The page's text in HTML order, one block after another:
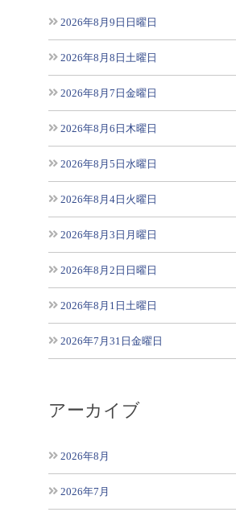
2026年8月9日日曜日
2026年8月8日土曜日
2026年8月7日金曜日
2026年8月6日木曜日
2026年8月5日水曜日
2026年8月4日火曜日
2026年8月3日月曜日
2026年8月2日日曜日
2026年8月1日土曜日
2026年7月31日金曜日
アーカイブ
2026年8月
2026年7月